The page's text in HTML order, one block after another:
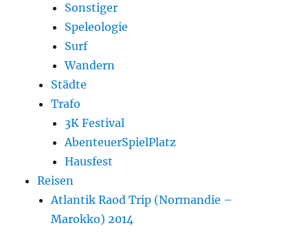
Sonstiger
Speleologie
Surf
Wandern
Städte
Trafo
3K Festival
AbenteuerSpielPlatz
Hausfest
Reisen
Atlantik Raod Trip (Normandie –
Marokko) 2014